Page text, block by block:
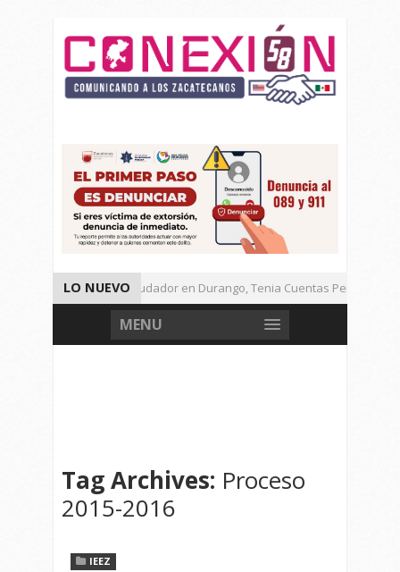
LO NUEVO
Detienen a Defraudador en Durango, Tenia Cuentas Pendientes
Presenta Presidenta Sheinbaum, 10 Acciones Para Explotación
MENU
Tag Archives: Proceso
2015-2016
IEEZ